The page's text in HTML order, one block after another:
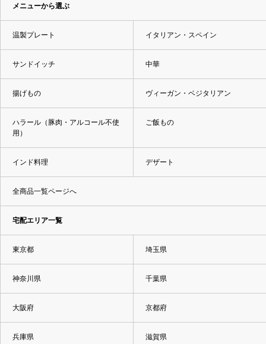
メニューから選ぶ
温製プレート イタリアン・スペイン
サンドイッチ 中華
揚げもの ヴィーガン・ベジタリアン
ハラール（豚肉・アルコール不使
用）
ご飯もの
インド料理 デザート
全商品一覧ページへ
宅配エリア一覧
東京都 埼玉県
神奈川県 千葉県
大阪府 京都府
兵庫県 滋賀県